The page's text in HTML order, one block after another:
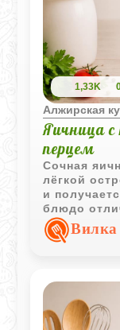
1,33K
Алжирская
Яичница
перцем
Сочная
лёгкой
и
блюдо
завтрака
Вилка